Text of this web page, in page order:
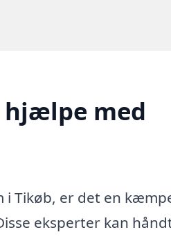
hjælpe med
Tikøb, er det en
eksperter kan